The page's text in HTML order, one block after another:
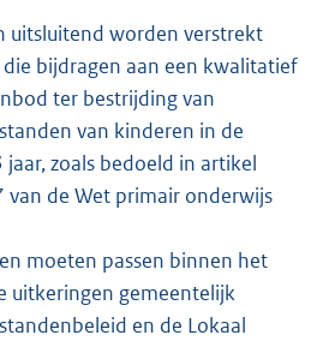
uitsluitend worden verstrekt
bijdragen aan een kwalitatief
ter bestrijding van
van kinderen in de
zoals bedoeld in artikel
van de Wet primair onderwijs
moeten passen binnen het
uitkeringen gemeentelijk
en de Lokaal